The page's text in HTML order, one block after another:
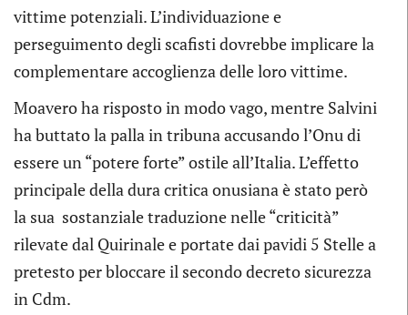
vittime potenziali. L’individuazione e
perseguimento degli scafisti dovrebbe implicare la
complementare accoglienza delle loro vittime.
Moavero ha risposto in modo vago, mentre Salvini
ha buttato la palla in tribuna accusando l’Onu di
essere un “potere forte” ostile all’Italia. L’effetto
principale della dura critica onusiana è stato però
la sua sostanziale traduzione nelle “criticità”
rilevate dal Quirinale e portate dai pavidi 5 Stelle a
pretesto per bloccare il secondo decreto sicurezza
in Cdm.